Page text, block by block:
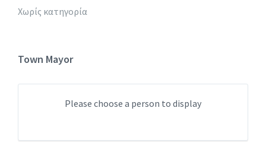
Χωρίς κατηγορία
Town Mayor
Please choose a person to display